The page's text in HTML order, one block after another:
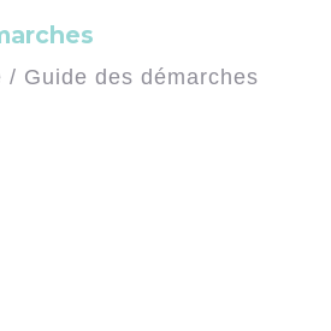
/ Guide des démarches